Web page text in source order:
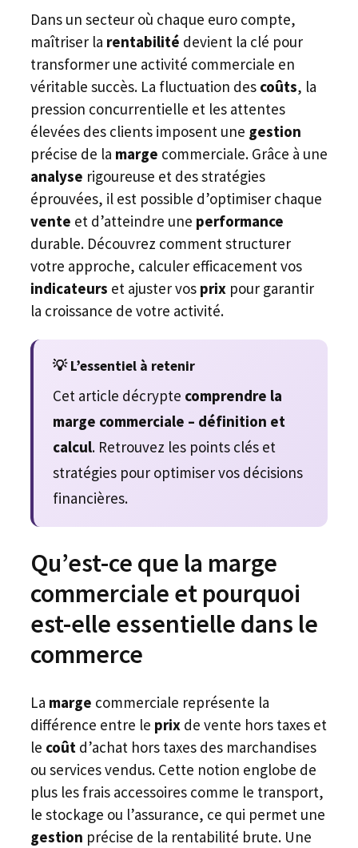
Dans un secteur où chaque euro compte,
maîtriser la rentabilité devient la clé pour
transformer une activité commerciale en
véritable succès. La fluctuation des coûts, la
pression concurrentielle et les attentes
élevées des clients imposent une gestion
précise de la marge commerciale. Grâce à une
analyse rigoureuse et des stratégies
éprouvées, il est possible d’optimiser chaque
vente et d’atteindre une performance
durable. Découvrez comment structurer
votre approche, calculer efficacement vos
indicateurs et ajuster vos prix pour garantir
la croissance de votre activité.
💡 L’essentiel à retenir
Cet article décrypte comprendre la
marge commerciale – définition et
calcul. Retrouvez les points clés et
stratégies pour optimiser vos décisions
financières.
Qu’est-ce que la marge
commerciale et pourquoi
est-elle essentielle dans le
commerce
La marge commerciale représente la
différence entre le prix de vente hors taxes et
le coût d’achat hors taxes des marchandises
ou services vendus. Cette notion englobe de
plus les frais accessoires comme le transport,
le stockage ou l’assurance, ce qui permet une
gestion précise de la rentabilité brute. Une